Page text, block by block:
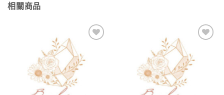
相關商品